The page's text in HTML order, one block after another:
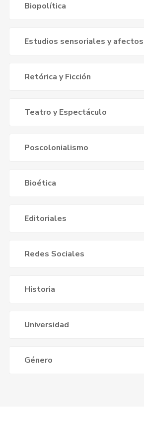
Biopolítica
Estudios sensoriales y afectos
Retórica y Ficción
Teatro y Espectáculo
Poscolonialismo
Bioética
Editoriales
Redes Sociales
Historia
Universidad
Género